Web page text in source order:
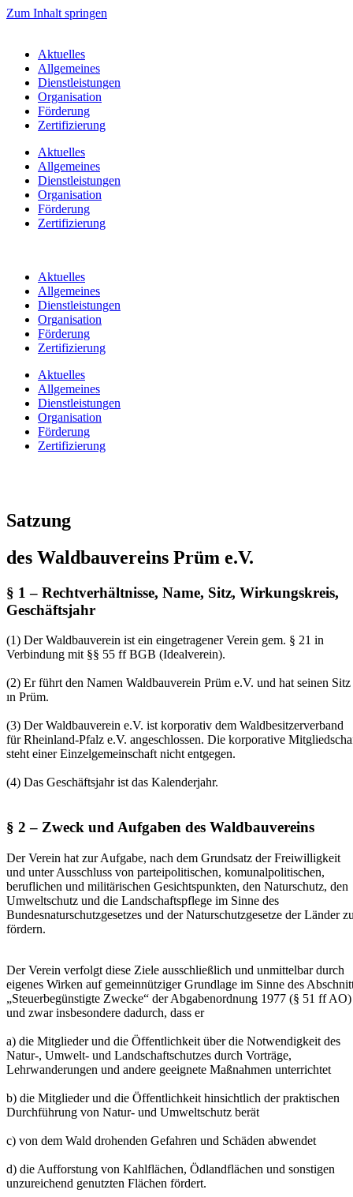
Zum Inhalt springen
Aktuelles
Allgemeines
Dienstleistungen
Organisation
Förderung
Zertifizierung
Aktuelles
Allgemeines
Dienstleistungen
Organisation
Förderung
Zertifizierung
Aktuelles
Allgemeines
Dienstleistungen
Organisation
Förderung
Zertifizierung
Aktuelles
Allgemeines
Dienstleistungen
Organisation
Förderung
Zertifizierung
Satzung
des Waldbauvereins Prüm e.V.
§ 1 – Rechtverhältnisse, Name, Sitz, Wirkungskreis,
Geschäftsjahr
(1) Der Waldbauverein ist ein eingetragener Verein gem. § 21 in
Verbindung mit §§ 55 ff BGB (Idealverein).
(2) Er führt den Namen Waldbauverein Prüm e.V. und hat seinen Sitz
ın Prüm.
(3) Der Waldbauverein e.V. ist korporativ dem Waldbesitzerverband
für Rheinland-Pfalz e.V. angeschlossen. Die korporative
steht einer Einzelgemeinschaft nicht entgegen.
(4) Das Geschäftsjahr ist das Kalenderjahr.
§ 2 – Zweck und Aufgaben des Waldbauvereins
Der Verein hat zur Aufgabe, nach dem Grundsatz der Freiwilligkeit
und unter Ausschluss von parteipolitischen, komunalpolitischen,
beruflichen und militärischen Gesichtspunkten, den Naturschutz, den
Umweltschutz und die Landschaftspflege im Sinne des
Bundesnaturschutzgesetzes und der Naturschutzgesetze der Länder
fördern.
Der Verein verfolgt diese Ziele ausschließlich und unmittelbar durch
eigenes Wirken auf gemeinnütziger Grundlage im Sinne des
„Steuerbegünstigte Zwecke“ der Abgabenordnung 1977 (§ 51 ff AO)
und zwar insbesondere dadurch, dass er
a) die Mitglieder und die Öffentlichkeit über die Notwendigkeit des
Natur-, Umwelt- und Landschaftschutzes durch Vorträge,
Lehrwanderungen und andere geeignete Maßnahmen unterrichtet
b) die Mitglieder und die Öffentlichkeit hinsichtlich der praktischen
Durchführung von Natur- und Umweltschutz berät
c) von dem Wald drohenden Gefahren und Schäden abwendet
d) die Aufforstung von Kahlflächen, Ödlandflächen und sonstigen
unzureichend genutzten Flächen fördert.